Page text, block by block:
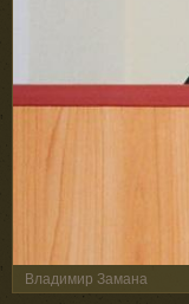
Владимир Замана